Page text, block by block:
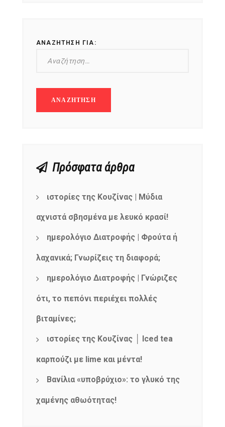
ΑΝΑΖΉΤΗΣΗ ΓΙΑ:
Πρόσφατα άρθρα
ιστορίες της Κουζίνας | Μύδια
αχνιστά σβησμένα με λευκό κρασί!
ημερολόγιο Διατροφής | Φρούτα ή
λαχανικά; Γνωρίζεις τη διαφορά;
ημερολόγιο Διατροφής | Γνώριζες
ότι, το πεπόνι περιέχει πολλές
βιταμίνες;
ιστορίες της Κουζίνας │ Iced tea
καρπούζι με lime και μέντα!
Βανίλια «υποβρύχιο»: το γλυκό της
χαμένης αθωότητας!